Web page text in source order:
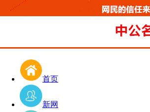
首页
新网